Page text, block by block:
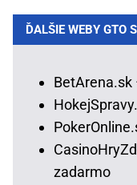
ĎALŠIE WEBY GTO
BetArena.sk
zadarmo